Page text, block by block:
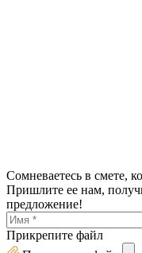
Сомневаетесь в смете,
Пришлите ее нам,
предложение!
Прикрепите файл